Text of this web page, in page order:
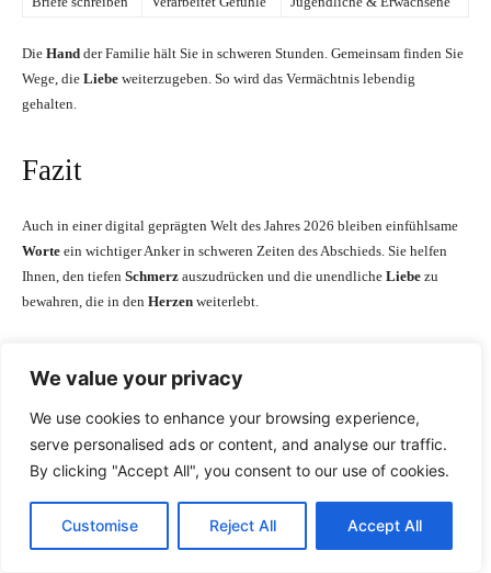
We value your privacy
We use cookies to enhance your browsing experience,
serve personalised ads or content, and analyse our traffic.
By clicking "Accept All", you consent to our use of cookies.
Customise Reject All Accept All
Die Hand der Familie hält Sie in schweren Stunden. Gemeinsam finden Sie
Wege, die Liebe weiterzugeben. So wird das Vermächtnis lebendig
gehalten.
Fazit
Auch in einer digital geprägten Welt des Jahres 2026 bleiben einfühlsame
Worte ein wichtiger Anker in schweren Zeiten des Abschieds. Sie helfen
Ihnen, den tiefen Schmerz auszudrücken und die unendliche Liebe zu
bewahren, die in den Herzen weiterlebt.
Trauer . Sie weisen Ihnen den Weg und spenden Trost. Die kostbare
kostenlose Trauerbilder für WhatsApp
weiter – dieLiebe bleibt